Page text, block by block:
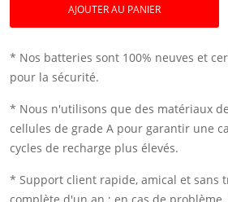
AJOUTER AU PANIER
* Nos batteries sont 100% neuves et
pour la sécurité.
* Nous n'utilisons que des matériaux
cellules de grade A pour garantir une
cycles de recharge plus élevés.
* Support client rapide, amical et sans